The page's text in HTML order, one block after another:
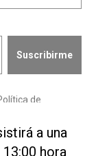
a una
hora